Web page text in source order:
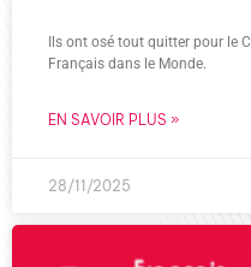
Ils ont osé tout quitter pour le
Français dans le Monde.
EN SAVOIR PLUS »
28/11/2025